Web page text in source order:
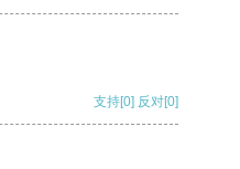
支持[0] 反对[0]